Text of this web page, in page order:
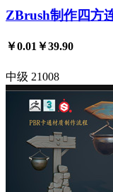
ZBrush制作四方
￥0.01 ￥39.90
中级 21008